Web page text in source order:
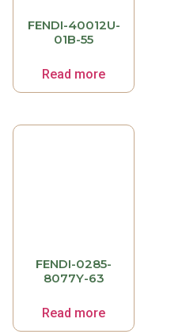
FENDI-40012U-
01B-55
Read more
FENDI-0285-
8077Y-63
Read more